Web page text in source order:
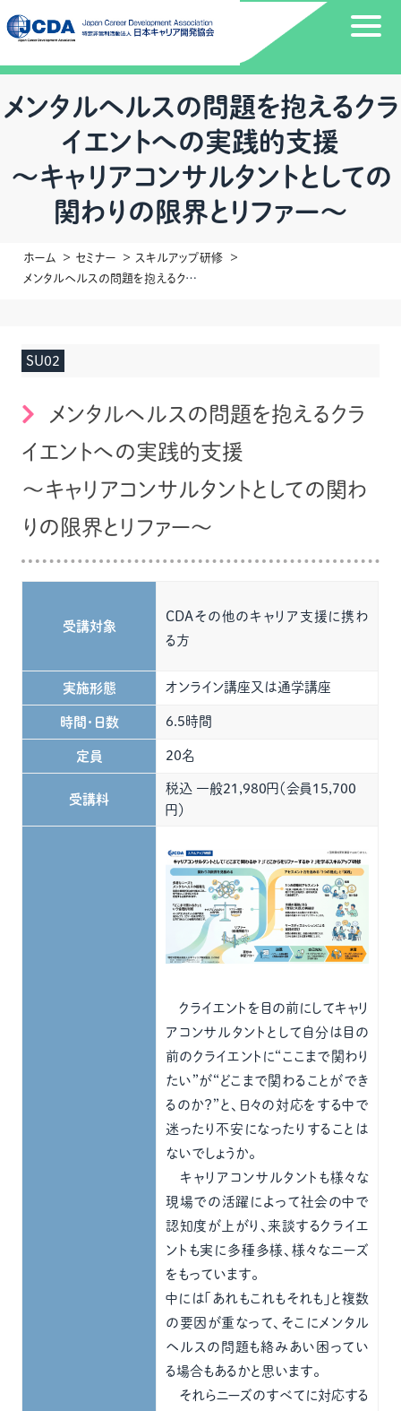
メンタルヘルスの問題を抱えるクラ
イエントへの実践的⽀援
～キャリアコンサルタントとしての
関わりの限界とリファー～
ホーム セミナー
スキルアップ研修
メンタルヘルスの問題を抱えるクライエントへの実践的⽀援～キャリアコンサルタントとしての関わりの限界とリファー～
SU02
メンタルヘルスの問題を抱えるクラ
イエントへの実践的⽀援
～キャリアコンサルタントとしての関わ
りの限界とリファー～
受講対象
CDAその他のキャリア支援に携わ
る方
実施形態 オンライン講座又は通学講座
時間・日数 6.5時間
定員 20名
受講料
税込 一般21,980円（会員15,700
円）
クライエントを目の前にしてキャリ
アコンサルタントとして自分は目の
前のクライエントに“ここまで関わり
たい”が“どこまで関わることができ
るのか？”と、日々の対応をする中で
迷ったり不安になったりすることは
ないでしょうか。
キャリアコンサルタントも様々な
現場での活躍によって社会の中で
認知度が上がり、来談するクライエ
ントも実に多種多様、様々なニーズ
をもっています。
中には「あれもこれもそれも」と複数
の要因が重なって、そこにメンタル
ヘルスの問題も絡みあい困ってい
る場合もあるかと思います。
それらニーズのすべてに対応する